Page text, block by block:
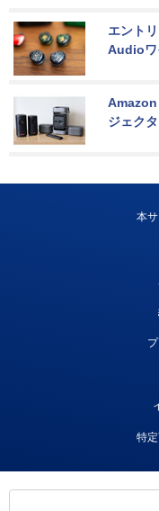
エント
Audioワ
Amazon
ジェク
本
特